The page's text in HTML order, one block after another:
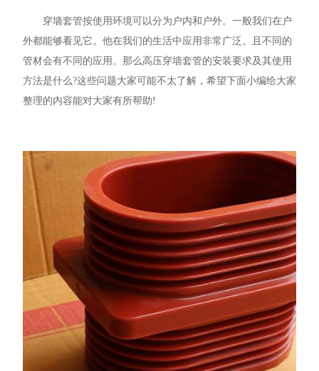
穿墙套管按使用环境可以分为户内和户外。一般我们在户
外都能够看见它。他在我们的生活中应用非常广泛。且不同的
管材会有不同的应用。那么高压穿墙套管的安装要求及其使用
方法是什么?这些问题大家可能不太了解，希望下面小编给大家
整理的内容能对大家有所帮助!